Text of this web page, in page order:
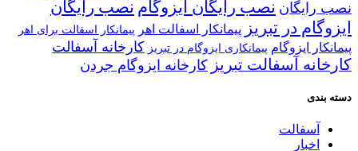
نصب رایگان نصب رایگان ایزوگام نصب رایگان
ایزوگام در تبریز پیمانکار اسفالت اهر پیمانکار اسفالت برای اهر
پیمانکار ایزوگام پیمانکاری ایزوگام در تبریز کارخانه آسفالت
کارخانه آسفالت تبریز کارخانه ایزوگام جردن
دسته بندی
آسفالت
اخبار